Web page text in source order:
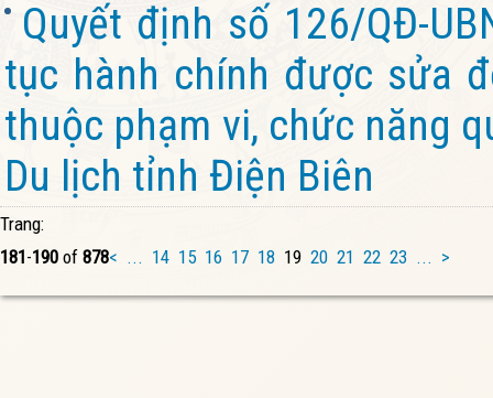
Quyết định số 126/QĐ-
tục hành chính được sửa
thuộc phạm vi, chức năng
Du lịch tỉnh Điện Biên
Trang:
181-190 of 878< ... 14 15 16 17 18 19 20 21 22 23 ... >